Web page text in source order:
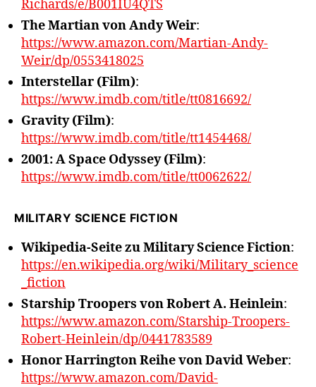
Richards/e/B001IU4QTS
The Martian von Andy Weir:
https://www.amazon.com/Martian-Andy-
Weir/dp/0553418025
Interstellar (Film):
https://www.imdb.com/title/tt0816692/
Gravity (Film):
https://www.imdb.com/title/tt1454468/
2001: A Space Odyssey (Film):
https://www.imdb.com/title/tt0062622/
MILITARY SCIENCE FICTION
Wikipedia-Seite zu Military Science Fiction:
https://en.wikipedia.org/wiki/Military_science
_fiction
Starship Troopers von Robert A. Heinlein:
https://www.amazon.com/Starship-Troopers-
Robert-Heinlein/dp/0441783589
Honor Harrington Reihe von David Weber:
https://www.amazon.com/David-